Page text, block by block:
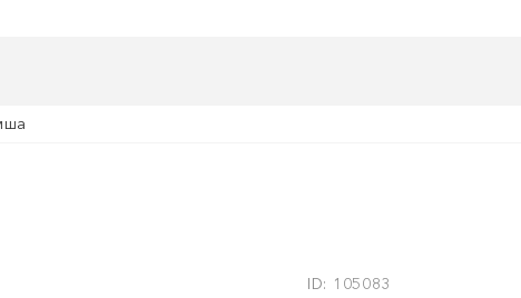
ID: 105083